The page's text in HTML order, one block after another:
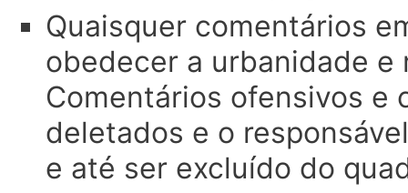
Quaisquer comentários
obedecer a urbanidade e
Comentários ofensivos e
deletados e o
e até ser excluído do